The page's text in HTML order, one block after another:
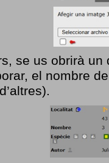
se us obrirà
el nombre